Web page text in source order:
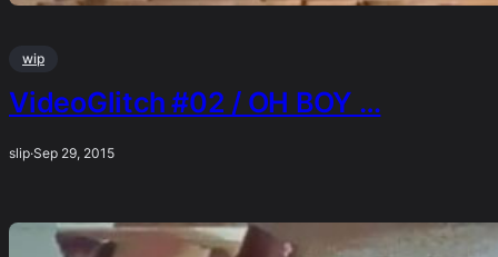
wip
VideoGlitch #02 / OH BOY …
slip·Sep 29, 2015